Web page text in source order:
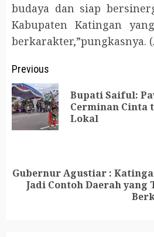
budaya dan siap
Kabupaten Katingan
berkarakter,”pungkasnya.
Post
navigation
Previous
Bupati Saiful:
Cerminan Cinta
Lokal
Next
Gubernur Agustiar :
Jadi Contoh Daerah yang